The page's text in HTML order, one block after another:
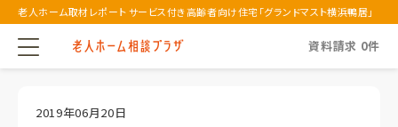
老人ホーム取材レポート サービス付き高齢者向け住宅「グランドマスト横浜鴨居」
（設...
資料請求 0件
2019年06月20日